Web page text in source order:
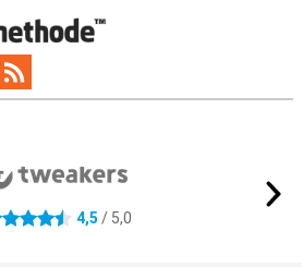
sterren 4,5 / 5,0